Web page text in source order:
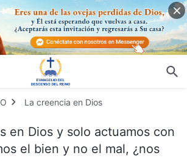
La creencia en Dios
en Dios y solo actuamos con
el bien y no el mal, ¿nos